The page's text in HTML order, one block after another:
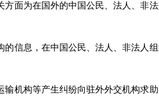
面为在国外的中国公民、法人、非
信息，在中国公民、法人、非法人
机构等产生纠纷向驻外外交机构求